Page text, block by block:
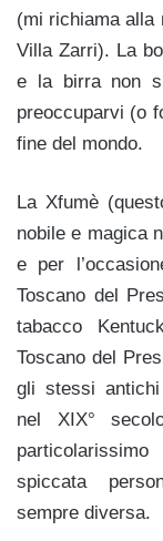
(mi richiama alla
Villa Zarri). La
e la birra non
preoccuparvi (o
fine del mondo.
La Xfumè
nobile e magica
e per
Toscano del
tabacco
Toscano del
gli stessi
nel XIX°
spiccata
sempre diversa.